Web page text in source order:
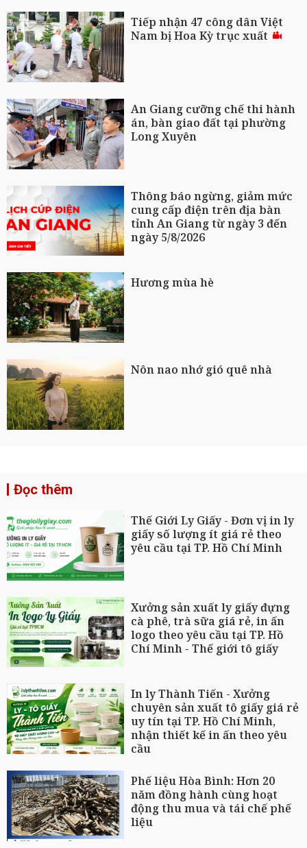
Tiếp nhận 47 công dân Việt
Nam bị Hoa Kỳ trục xuất
An Giang cưỡng chế thi hành
án, bàn giao đất tại phường
Long Xuyên
Thông báo ngừng, giảm mức
cung cấp điện trên địa bàn
tỉnh An Giang từ ngày 3 đến
ngày 5/8/2026
Hương mùa hè
Nôn nao nhớ gió quê nhà
Đọc thêm
Thế Giới Ly Giấy - Đơn vị in ly
giấy số lượng ít giá rẻ theo
yêu cầu tại TP. Hồ Chí Minh
Xưởng sản xuất ly giấy đựng
cà phê, trà sữa giá rẻ, in ấn
logo theo yêu cầu tại TP. Hồ
Chí Minh - Thế giới tô giấy
In ly Thành Tiến - Xưởng
chuyên sản xuất tô giấy giá rẻ
uy tín tại TP. Hồ Chí Minh,
nhận thiết kế in ấn theo yêu
cầu
Phế liệu Hòa Bình: Hơn 20
năm đồng hành cùng hoạt
động thu mua và tái chế phế
liệu